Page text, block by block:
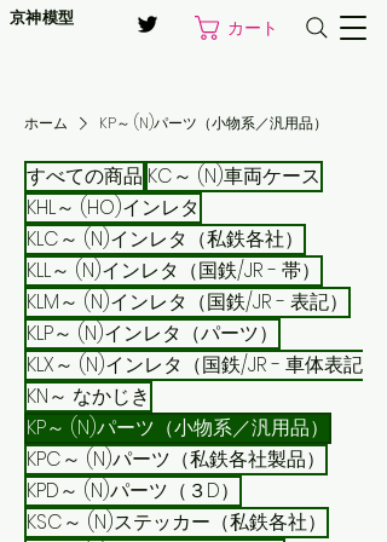
京神模型 カート
ホーム KP～ (N)パーツ（小物系／汎用品）
すべての商品 KC～ (N)車両ケース
KHL～ (HO)インレタ
KLC～ (N)インレタ（私鉄各社）
KLL～ (N)インレタ（国鉄/JR - 帯）
KLM～ (N)インレタ（国鉄/JR - 表記）
KLP～ (N)インレタ（パーツ）
KLX～ (N)インレタ（国鉄/JR - 車体表記）
KN～ なかじき
KP～ (N)パーツ（小物系／汎用品）
KPC～ (N)パーツ（私鉄各社製品）
KPD～ (N)パーツ（３D）
KSC～ (N)ステッカー（私鉄各社）